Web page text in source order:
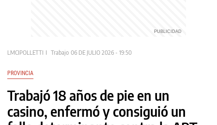
LMCIPOLLETTI Trabajo 06 DE JULIO 2026 - 19:50
PROVINCIA
Trabajó 18 años de pie en un
casino, enfermó y consiguió un